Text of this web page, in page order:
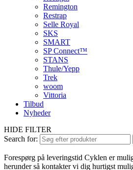
Remington
Restrap
Selle Royal
SKS
SMART
SP Connect™
STANS
Thule/Yepp
Trek
woom
Vittoria
Tilbud
Nyheder
HIDE FILTER
Search for:
Forespørg på leveringstid Cyklen er
herunder så kontakter vi dig hurtigst